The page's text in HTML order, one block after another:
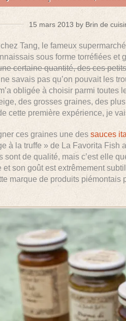
15 mars 2013 by Brin de
Tang, le fameux
sous forme torréfiées et
certaine quantité, des ces
savais pas qu’on pouvait les
obligée à choisir parmi toutes
des grosses graines, des
cette première expérience, je
ces graines une des sauces
à la truffe » de La Favorita Fish
sont de qualité, mais c’est elle
et son goût est extrêmement
marque de produits piémontais